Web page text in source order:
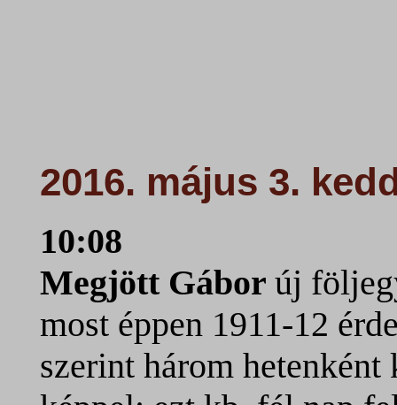
2016. május 3.
10:08
Megjött Gábor új
most éppen 1911-12
szerint három